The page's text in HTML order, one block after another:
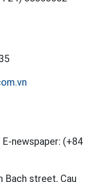
E-newspaper: (+84
Bach street, Cau